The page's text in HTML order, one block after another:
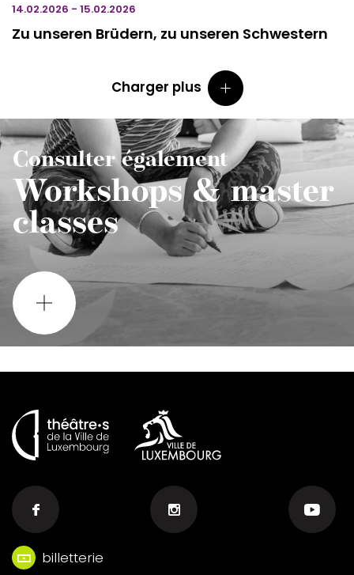
14.02.2026 - 15.02.2026
Zu unseren Brüdern, zu unseren Schwestern
Charger plus
Consulter également
Workshops & master
classes
Menu
billetterie